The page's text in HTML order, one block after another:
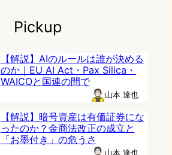
Pickup
【解説】AIのルールは誰が決める
のか｜EU AI Act・Pax Silica・
WAICOと国連の間で
山本 達也
【解説】暗号資産は有価証券にな
ったのか？金商法改正の成立と
「お墨付き」の危うさ
山本 達也